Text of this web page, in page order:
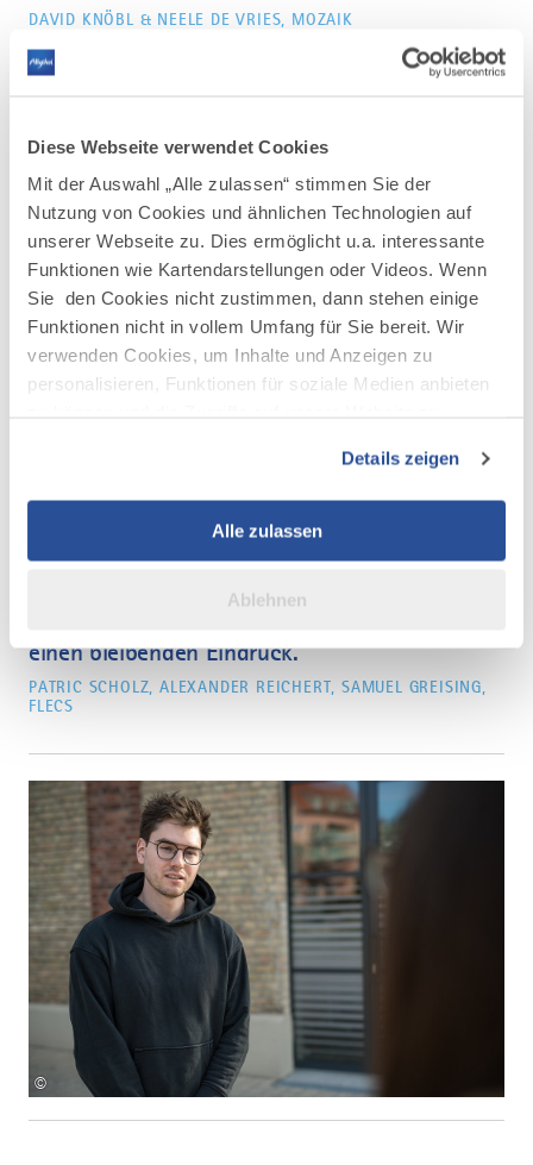
Diese Webseite verwendet Cookies
Mit der Auswahl „Alle zulassen“ stimmen Sie der
Nutzung von Cookies und ähnlichen Technologien auf
unserer Webseite zu. Dies ermöglicht u.a. interessante
Funktionen wie Kartendarstellungen oder Videos. Wenn
Sie den Cookies nicht zustimmen, dann stehen einige
Funktionen nicht in vollem Umfang für Sie bereit. Wir
verwenden Cookies, um Inhalte und Anzeigen zu
personalisieren, Funktionen für soziale Medien anbieten
Verwendung unserer Website an unsere Partner für
soziale Medien, Werbung und Analysen weiter. Unsere
Partner führen diese Informationen möglicherweise mit
weiteren Daten zusammen, die Sie ihnen bereitgestellt
Details zeigen
Alle zulassen
Ablehnen
DAVID KNÖBL & NEELE DE VRIES, MOZAIK
"Das Gründerzentrum bietet uns eine ideale
Infrastruktur für Zusammenarbeit im Team und
den Empfang von Kunden und Partnern. „Little
Hollywood“ wie wir das Gründerzentrum gerne
einen bleibenden Eindruck."
PATRIC SCHOLZ, ALEXANDER REICHERT, SAMUEL GREISING,
FLECS
©